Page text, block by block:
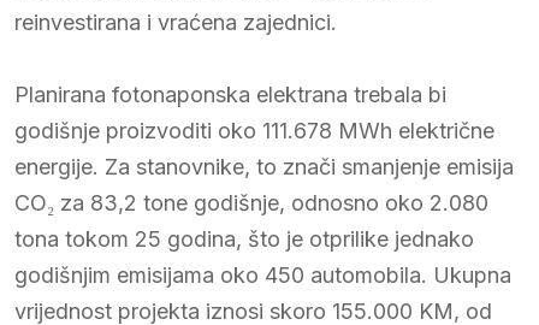
reinvestirana i vraćena zajednici.
Planirana fotonaponska elektrana trebala bi
godišnje proizvoditi oko 111.678 MWh električne
energije. Za stanovnike, to znači smanjenje emisija
CO₂ za 83,2 tone godišnje, odnosno oko 2.080
tona tokom 25 godina, što je otprilike jednako
godišnjim emisijama oko 450 automobila. Ukupna
vrijednost projekta iznosi skoro 155.000 KM, od